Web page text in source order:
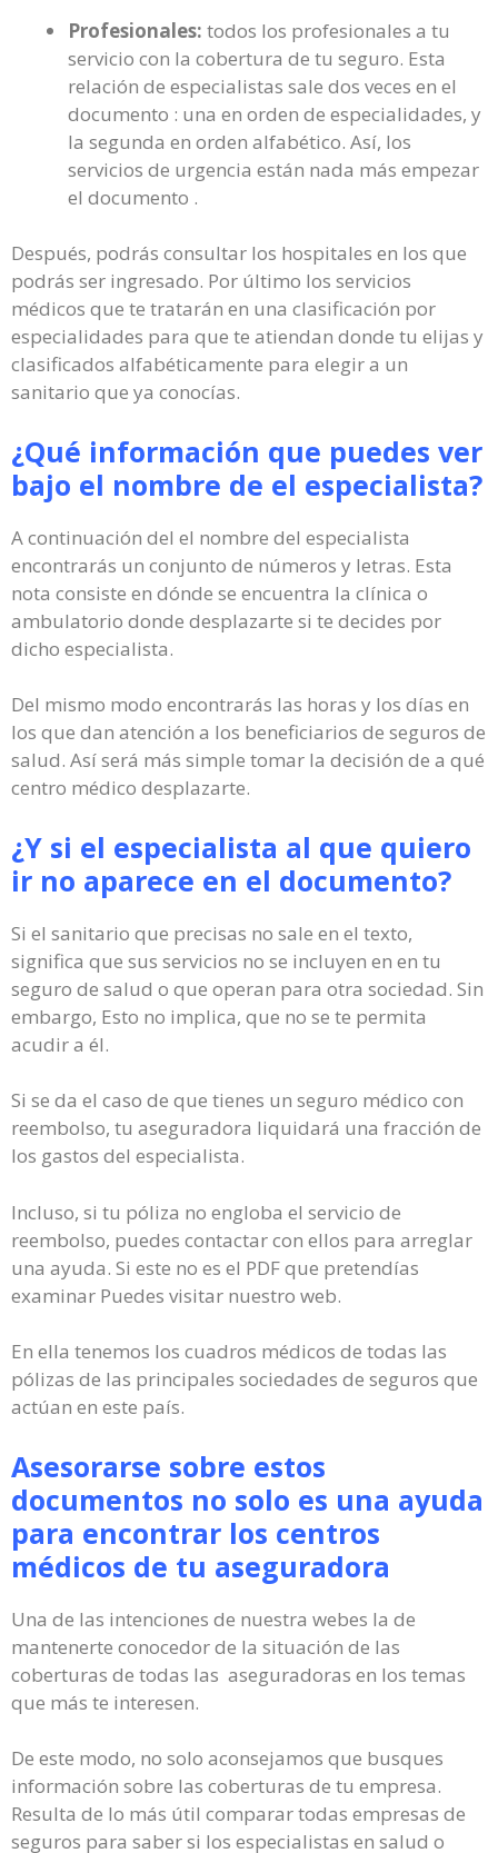
Profesionales: todos los profesionales a tu
servicio con la cobertura de tu seguro. Esta
relación de especialistas sale dos veces en el
documento : una en orden de especialidades, y
la segunda en orden alfabético. Así, los
servicios de urgencia están nada más empezar
el documento .
Después, podrás consultar los hospitales en los que
podrás ser ingresado. Por último los servicios
médicos que te tratarán en una clasificación por
especialidades para que te atiendan donde tu elijas y
clasificados alfabéticamente para elegir a un
sanitario que ya conocías.
¿Qué información que puedes ver
bajo el nombre de el especialista?
A continuación del el nombre del especialista
encontrarás un conjunto de números y letras. Esta
nota consiste en dónde se encuentra la clínica o
ambulatorio donde desplazarte si te decides por
dicho especialista.
Del mismo modo encontrarás las horas y los días en
los que dan atención a los beneficiarios de seguros de
salud. Así será más simple tomar la decisión de a qué
centro médico desplazarte.
¿Y si el especialista al que quiero
ir no aparece en el documento?
Si el sanitario que precisas no sale en el texto,
significa que sus servicios no se incluyen en en tu
seguro de salud o que operan para otra sociedad. Sin
embargo, Esto no implica, que no se te permita
acudir a él.
Si se da el caso de que tienes un seguro médico con
reembolso, tu aseguradora liquidará una fracción de
los gastos del especialista.
Incluso, si tu póliza no engloba el servicio de
reembolso, puedes contactar con ellos para arreglar
una ayuda. Si este no es el PDF que pretendías
examinar Puedes visitar nuestro web.
En ella tenemos los cuadros médicos de todas las
pólizas de las principales sociedades de seguros que
actúan en este país.
Asesorarse sobre estos
documentos no solo es una ayuda
para encontrar los centros
médicos de tu aseguradora
Una de las intenciones de nuestra webes la de
mantenerte conocedor de la situación de las
coberturas de todas las aseguradoras en los temas
que más te interesen.
De este modo, no solo aconsejamos que busques
información sobre las coberturas de tu empresa.
Resulta de lo más útil comparar todas empresas de
seguros para saber si los especialistas en salud o